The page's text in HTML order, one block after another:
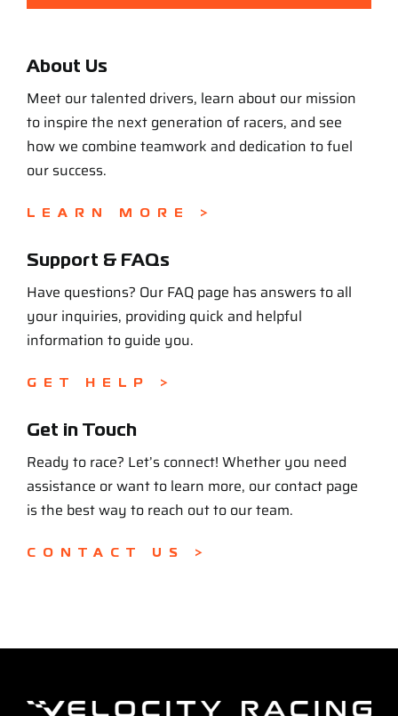
About Us
Meet our talented drivers, learn about our mission
to inspire the next generation of racers, and see
how we combine teamwork and dedication to fuel
our success.
LEARN MORE >
Support & FAQs
Have questions? Our FAQ page has answers to all
your inquiries, providing quick and helpful
information to guide you.
GET HELP >
Get in Touch
Ready to race? Let’s connect! Whether you need
assistance or want to learn more, our contact page
is the best way to reach out to our team.
CONTACT US >